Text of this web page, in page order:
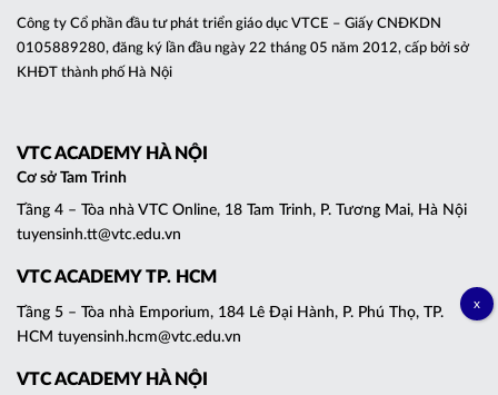
Công ty Cổ phần đầu tư phát triển giáo dục VTCE – Giấy CNĐKDN
0105889280, đăng ký lần đầu ngày 22 tháng 05 năm 2012, cấp bởi sở
KHĐT thành phố Hà Nội
VTC ACADEMY HÀ NỘI
Cơ sở Tam Trinh
Tầng 4 – Tòa nhà VTC Online, 18 Tam Trinh, P. Tương Mai, Hà Nội
tuyensinh.tt@vtc.edu.vn
VTC ACADEMY TP. HCM
Tầng 5 – Tòa nhà Emporium, 184 Lê Đại Hành, P. Phú Thọ, TP.
HCM tuyensinh.hcm@vtc.edu.vn
VTC ACADEMY HÀ NỘI